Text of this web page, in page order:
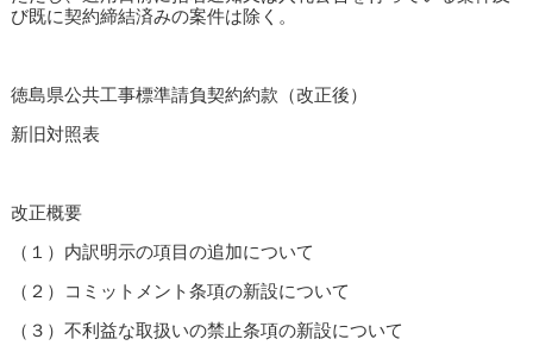
び既に契約締結済みの案件は除く。
徳島県公共工事標準請負契約約款（改正後）
新旧対照表
改正概要
（１）内訳明示の項目の追加について
（２）コミットメント条項の新設について
（３）不利益な取扱いの禁止条項の新設について